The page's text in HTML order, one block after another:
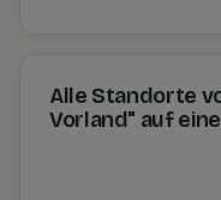
Alle Standorte
Vorland" auf